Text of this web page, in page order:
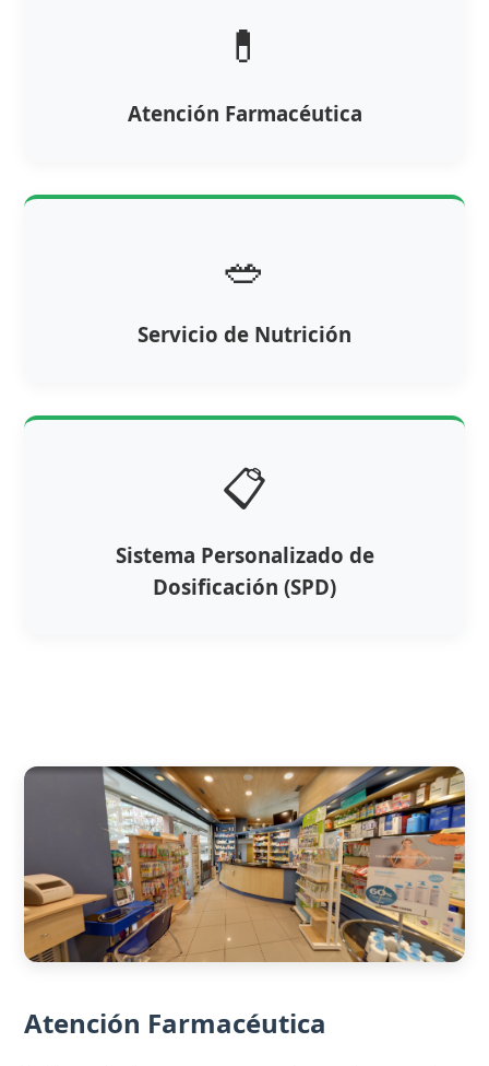
💊
Atención Farmacéutica
🥗
Servicio de Nutrición
📋
Sistema Personalizado de
Dosificación (SPD)
Atención Farmacéutica